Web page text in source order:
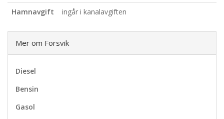
Hamnavgift
ingår i kanalavgiften
Mer om Forsvik
Diesel
Bensin
Gasol